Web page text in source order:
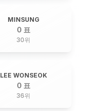
MINSUNG
0 표
30위
LEE WONSEOK
0 표
36위